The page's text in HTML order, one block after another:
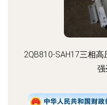
2QB810-SAH17三相